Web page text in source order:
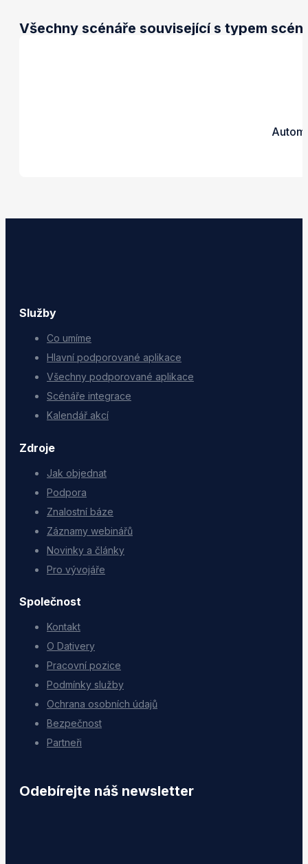
Všechny scénáře související s typem
Služby
Co umíme
Hlavní podporované aplikace
Všechny podporované aplikace
Scénáře integrace
Kalendář akcí
Zdroje
Jak objednat
Podpora
Znalostní báze
Záznamy webinářů
Novinky a články
Pro vývojáře
Společnost
Kontakt
O Dativery
Pracovní pozice
Podmínky služby
Ochrana osobních údajů
Bezpečnost
Partneři
Odebírejte náš newsletter